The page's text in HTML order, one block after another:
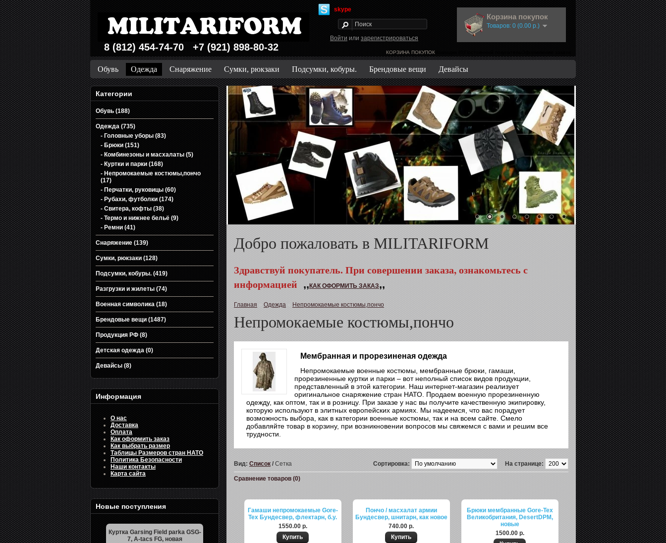
8 (812) 454-74-70 +7 (921) 898-80-32
skype
Корзина покупок
Товаров: 0 (0.00 р.)
Войти или зарегистрироваться
КОРЗИНА ПОКУПОК
Обувь Одежда Снаряжение Сумки, рюкзаки Подсумки, кобуры. Брендовые вещи Девайсы
Категории
Обувь (188)
Одежда (735)
- Головные уборы (83)
- Брюки (151)
- Комбинезоны и масхалаты (5)
- Куртки и парки (168)
- Непромокаемые костюмы,пончо
(17)
- Перчатки, руковицы (60)
- Рубахи, футболки (174)
- Свитера, кофты (38)
- Термо и нижнее бельё (9)
- Ремни (41)
Снаряжение (139)
Сумки, рюкзаки (128)
Подсумки, кобуры. (419)
Разгрузки и жилеты (74)
Военная символика (18)
Брендовые вещи (1487)
Продукция РФ (8)
Детская одежда (0)
Девайсы (8)
Информация
О нас
Доставка
Оплата
Как оформить заказ
Как выбрать размер
Таблицы Размеров стран НАТО
Политика Безопасности
Наши контакты
Карта сайта
Новые поступления
Куртка Garsing Field parka GSG-
7, A-tacs FG, новая
Добро пожаловать в MILITARIFORM
Здравствуй покупатель. При совершении заказа, ознакомьтесь с
информацией ,, КАК ОФОРМИТЬ ЗАКАЗ,,
Главная Одежда Непромокаемые костюмы,пончо
Непромокаемые костюмы,пончо
Мембранная и прорезиненая одежда
Непромокаемые военные костюмы, мембранные брюки, гамаши,
прорезиненные куртки и парки – вот неполный список видов продукции,
представленный в этой категории. Наш интернет-магазин реализует
оригинальное снаряжение стран НАТО. Продаем военную прорезиненную
одежду, как оптом, так и в розницу. При заказе у нас вы получите качественную экипировку,
которую используют в элитных европейских армиях. Мы надеемся, что вас порадует
возможность выбора, как в категории военные костюмы, так и на всем сайте. Смело
добавляйте товар в корзину, при возникновении вопросов мы свяжемся с вами и решим все
трудности.
Вид: Список / Сетка На странице:
Сортировка:
Сравнение товаров (0)
Гамаши непромокаемые Gore-
Tex Бундесвер, флектарн, б.у.
1550.00 р.
Пончо / масхалат армии
Бундесвер, шнитарн, как новое
740.00 р.
Брюки мембранные Gore-Tex
Великобритания, DesertDPM,
новые
1500.00 р.